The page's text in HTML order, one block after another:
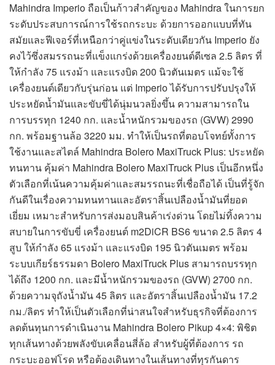
Mahindra Imperio ถือเป็นก้าวสำคัญของ Mahindra ในการยก
ระดับประสบการณ์การใช้รถกระบะ ด้วยการออกแบบที่ทัน
สมัยและฟีเจอร์ที่เหนือกว่าคู่แข่งในระดับเดียวกัน Imperio ยัง
คงไว้ซึ่งสมรรถนะที่แข็งแกร่งด้วยเครื่องยนต์ดีเซล 2.5 ลิตร ที่
ให้กำลัง 75 แรงม้า และแรงบิด 200 นิวตันเมตร แม้จะใช้
เครื่องยนต์เดียวกับรุ่นก่อน แต่ Imperio ได้รับการปรับปรุงให้
ประหยัดน้ำมันและขับขี่ได้นุ่มนวลยิ่งขึ้น ความสามารถใน
การบรรทุก 1240 กก. และน้ำหนักรวมของรถ (GVW) 2990
กก. พร้อมฐานล้อ 3220 มม. ทำให้เป็นรถที่ตอบโจทย์ทั้งการ
ใช้งานและสไตล์ Mahindra Bolero MaxiTruck Plus: ประหยัด
ทนทาน คุ้มค่า Mahindra Bolero MaxiTruck Plus เป็นอีกหนึ่ง
ตัวเลือกที่เน้นความคุ้มค่าและสมรรถนะที่เชื่อถือได้ เป็นที่รู้จัก
กันดีในเรื่องความทนทานและอัตราสิ้นเปลืองน้ำมันที่ยอด
เยี่ยม เหมาะสำหรับการส่งมอบสินค้าเร่งด่วน โดยไม่ทิ้งความ
สบายในการขับขี่ เครื่องยนต์ m2DiCR BS6 ขนาด 2.5 ลิตร 4
สูบ ให้กำลัง 65 แรงม้า และแรงบิด 195 นิวตันเมตร พร้อม
ระบบเกียร์ธรรมดา Bolero MaxiTruck Plus สามารถบรรทุก
ได้ถึง 1200 กก. และมีน้ำหนักรวมของรถ (GVW) 2700 กก.
ด้วยความจุถังน้ำมัน 45 ลิตร และอัตราสิ้นเปลืองน้ำมัน 17.2
กม./ลิตร ทำให้เป็นตัวเลือกที่น่าสนใจสำหรับธุรกิจที่ต้องการ
ลดต้นทุนการดำเนินงาน Mahindra Bolero Pikup 4×4: พิชิต
ทุกเส้นทางด้วยพลังขับเคลื่อนสี่ล้อ สำหรับผู้ที่ต้องการ รถ
กระบะออฟโรด หรือต้องเดินทางในเส้นทางที่ทุรกันดาร